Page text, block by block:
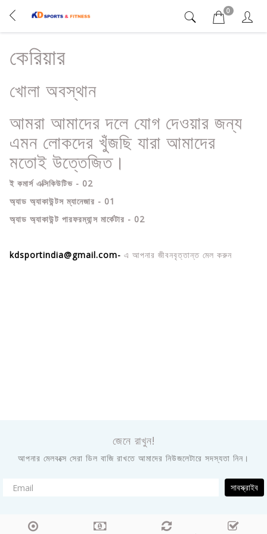
0
কেরিয়ার
খোলা অবস্থান
আমরা আমাদের দলে যোগ দেওয়ার জন্য
এমন লোকদের খুঁজছি যারা আমাদের
মতোই উত্তেজিত।
ই কমার্স এক্সিকিউটিভ - 02
অ্যাড অ্যাকাউন্টস ম্যানেজার - 01
অ্যাড অ্যাকাউন্ট পারফরম্যান্স মার্কেটার - 02
kdsportindia@gmail.com- এ আপনার জীবনবৃত্তান্ত মেল করুন
জেনে রাখুন!
আপনার মেলবক্সে সেরা ডিল বাজি রাখতে আমাদের নিউজলেটারে সদস্যতা নিন।
সাবস্ক্রাইব